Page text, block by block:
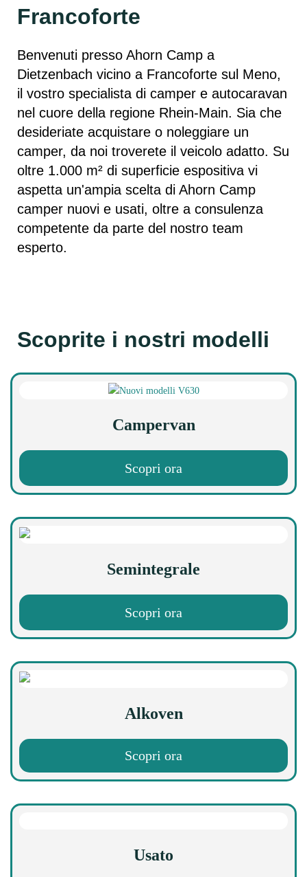
Francoforte
Benvenuti presso Ahorn Camp a
Dietzenbach vicino a Francoforte sul Meno,
il vostro specialista di camper e autocaravan
nel cuore della regione Rhein-Main. Sia che
desideriate acquistare o noleggiare un
camper, da noi troverete il veicolo adatto. Su
oltre 1.000 m² di superficie espositiva vi
aspetta un'ampia scelta di Ahorn Camp
camper nuovi e usati, oltre a consulenza
competente da parte del nostro team
esperto.
Scoprite i nostri modelli
Campervan
Scopri ora
Semintegrale
Scopri ora
Alkoven
Scopri ora
Usato